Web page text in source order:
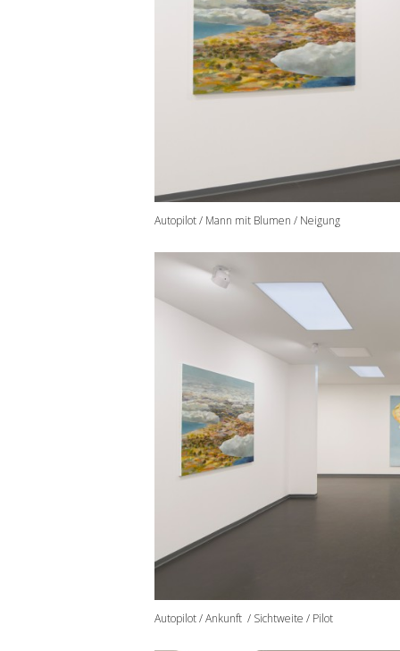
Autopilot / Mann mit Blumen / Neigung
Autopilot / Ankunft / Sichtweite / Pilot